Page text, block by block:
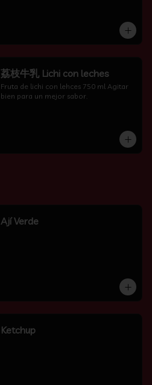
荔枝牛乳 Lichi con leches
Fruta de lichi con lehces 750 ml Agitar
bien para un mejor sabor.
Ají Verde
Ketchup